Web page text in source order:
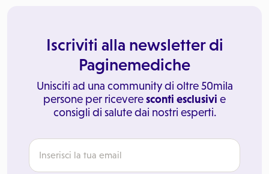
Iscriviti alla newsletter di
Paginemediche
Unisciti ad una community di oltre 50mila
persone per riceveresconti esclusivi e
consigli di salute dai nostri esperti.